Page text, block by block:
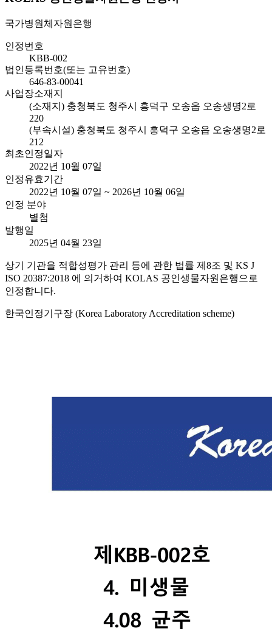
국가병원체자원은행
인정번호
KBB-002
법인등록번호(또는 고유번호)
646-83-00041
사업장소재지
(소재지) 충청북도 청주시 흥덕구 오송읍 오송생명2로
220
(부속시설) 충청북도 청주시 흥덕구 오송읍 오송생명2로
212
최초인정일자
2022년 10월 07일
인정유효기간
2022년 10월 07일 ~ 2026년 10월 06일
인정 분야
별첨
발행일
2025년 04월 23일
상기 기관을 적합성평가 관리 등에 관한 법률 제8조 및 KS J
ISO 20387:2018 에 의거하여 KOLAS 공인생물자원은행으로
인정합니다.
한국인정기구장 (Korea Laboratory Accreditation scheme)